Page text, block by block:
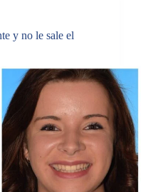
y no le sale el